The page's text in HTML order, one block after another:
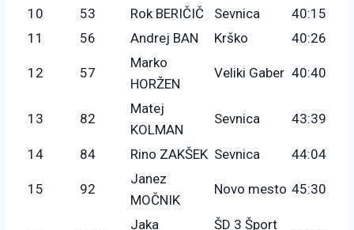
10 53 Rok BERIČIČ Sevnica
40:15
11
56 Andrej BAN Krško 40:26
12 57
Marko
HORŽEN
Veliki Gaber 40:40
13 82
Matej
KOLMAN
Sevnica 43:39
14 84 Rino ZAKŠEK Sevnica 44:04
15 92
Janez
MOČNIK
Novo mesto 45:30
Jaka
ŠD 3 Šport